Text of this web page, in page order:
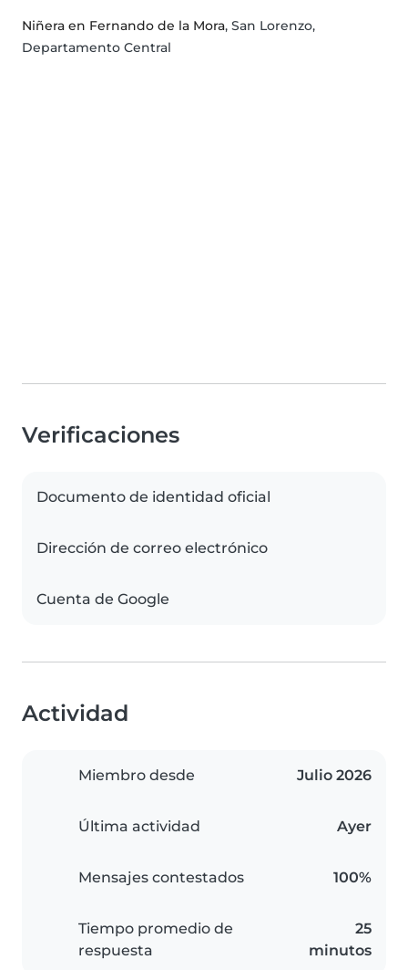
Niñera en Fernando de la Mora, San Lorenzo,
Departamento Central
Verificaciones
Documento de identidad oficial
Dirección de correo electrónico
Cuenta de Google
Actividad
Miembro desde Julio 2026
Última actividad Ayer
Mensajes contestados 100%
Tiempo promedio de
respuesta
25
minutos